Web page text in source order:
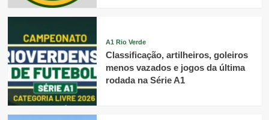
A1 Rio Verde
Classificação, artilheiros, goleiros
menos vazados e jogos da última
rodada na Série A1